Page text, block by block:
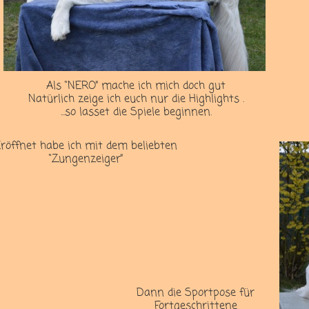
Als “NERO” mache ich mich doch gut
Natürlich zeige ich euch nur die Highlights .
...so lasset die Spiele beginnen.
habe ich mit dem beliebten
“Zungenzeiger”
Dann die Sportpose für